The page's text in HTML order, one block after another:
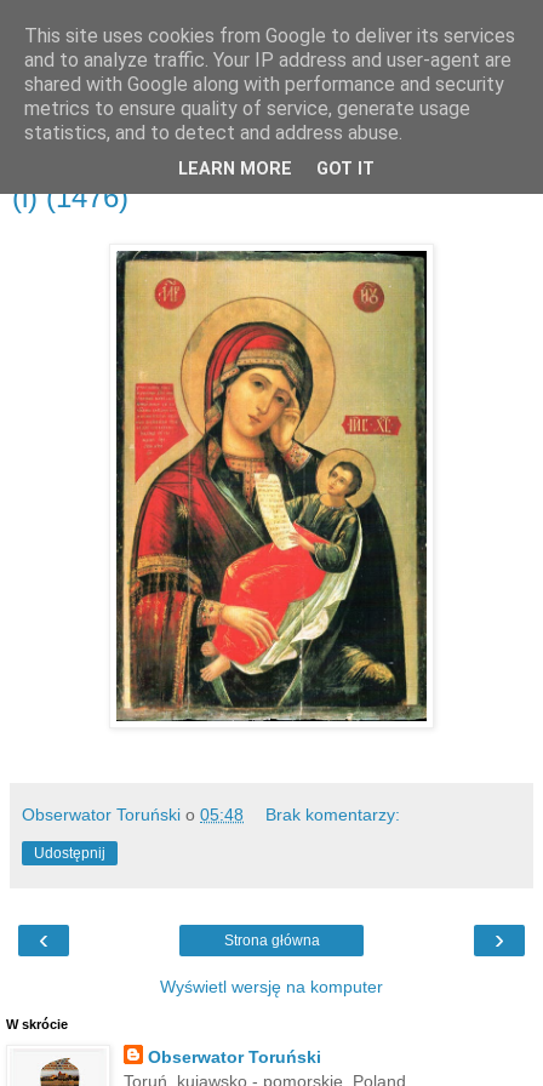
poniedziałek, 5 stycznia 2015
(i) (1476)
Obserwator Toruński o 05:48 Brak komentarzy:
Udostępnij
‹ ›
Strona główna
Wyświetl wersję na komputer
W skrócie
Obserwator Toruński
Toruń, kujawsko - pomorskie, Poland
This site uses cookies from Google to deliver its services
and to analyze traffic. Your IP address and user-agent are
shared with Google along with performance and security
metrics to ensure quality of service, generate usage
statistics, and to detect and address abuse.
LEARN MORE GOT IT